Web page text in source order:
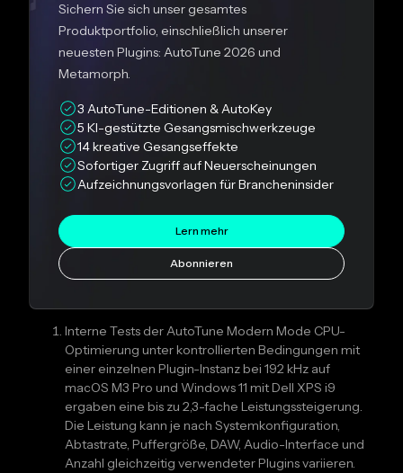
Sichern Sie sich unser gesamtes
Produktportfolio, einschließlich unserer
neuesten Plugins: AutoTune 2026 und
Metamorph.
3 AutoTune-Editionen & AutoKey
5 KI-gestützte Gesangsmischwerkzeuge
14 kreative Gesangseffekte
Sofortiger Zugriff auf Neuerscheinungen
Aufzeichnungsvorlagen für Brancheninsider
Lern mehr
Abonnieren
Interne Tests der AutoTune Modern Mode CPU-
Optimierung unter kontrollierten Bedingungen mit
einer einzelnen Plugin-Instanz bei 192 kHz auf
macOS M3 Pro und Windows 11 mit Dell XPS i9
ergaben eine bis zu 2,3-fache Leistungssteigerung.
Die Leistung kann je nach Systemkonfiguration,
Abtastrate, Puffergröße, DAW, Audio-Interface und
Anzahl gleichzeitig verwendeter Plugins variieren.